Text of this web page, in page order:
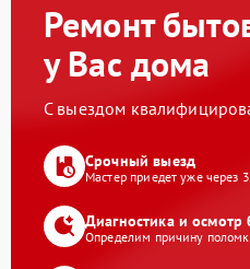
Ремонт
у Вас дома
С выездом
Срочный выезд
Мастер приедет уже через
Диагностика и осмотр
Определим причину